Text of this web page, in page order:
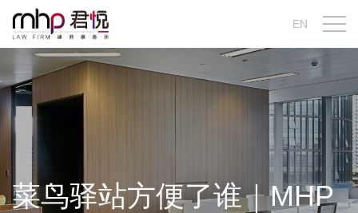
EN
菜鸟驿站方便了谁｜MHP